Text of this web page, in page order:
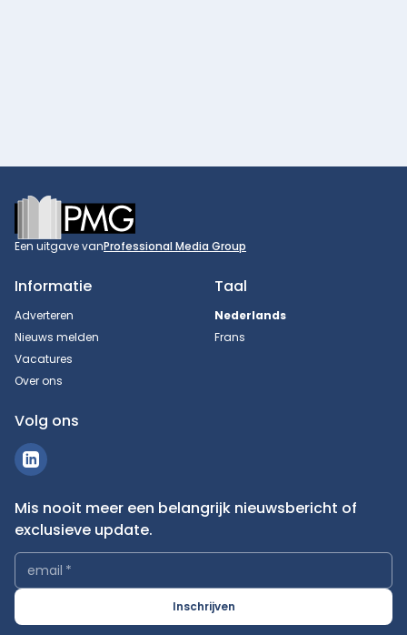
Footer
Een uitgave vanProfessional Media Group
Informatie
Adverteren
Nieuws melden
Vacatures
Over ons
Taal
Nederlands
Frans
Volg ons
Mis nooit meer een belangrijk nieuwsbericht of
exclusieve update.
email *
Inschrijven